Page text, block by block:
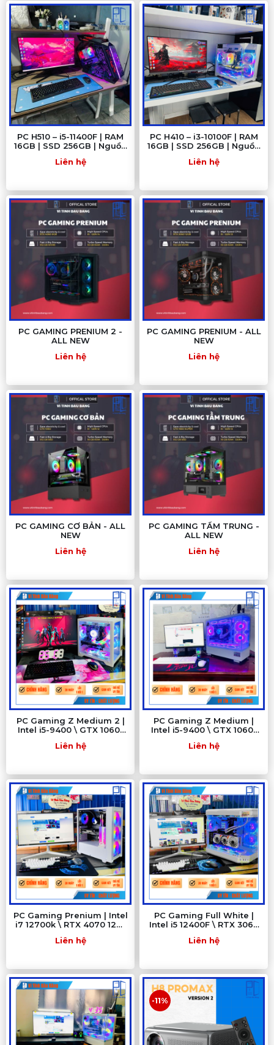
PC H510 – i5-11400F | RAM
16GB | SSD 256GB | Nguồn
cho làm việc & gaming
Liên hệ
PC H410 – i3-10100F | RAM
16GB | SSD 256GB | Nguồn
làm việc & giải trí
Liên hệ
PC GAMING PRENIUM 2 -
ALL NEW
Liên hệ
PC GAMING PRENIUM - ALL
NEW
Liên hệ
PC GAMING CƠ BẢN - ALL
NEW
Liên hệ
PC GAMING TẦM TRUNG -
ALL NEW
Liên hệ
PC Gaming Z Medium 2 |
Intel i5-9400 \ GTX 1060\
256
Liên hệ
PC Gaming Z Medium |
Intel i5-9400 \ GTX 1060\
256
Liên hệ
PC Gaming Prenium | Intel
i7 12700k \ RTX 4070 12G\
512GB
Liên hệ
PC Gaming Full White |
Intel i5 12400F \ RTX 3060
SSD 512GB
Liên hệ
-11%